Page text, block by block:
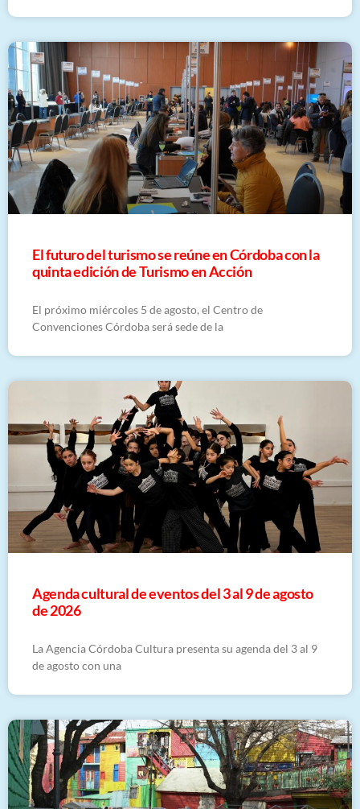
El futuro del turismo se reúne en Córdoba con la
quinta edición de Turismo en Acción
El próximo miércoles 5 de agosto, el Centro de
Convenciones Córdoba será sede de la
​Agenda cultural de eventos del 3 al 9 de agosto
de 2026
La Agencia Córdoba Cultura presenta su agenda del 3 al 9
de agosto con una